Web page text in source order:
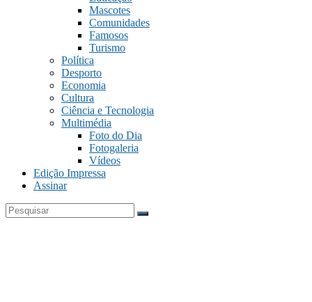
Mascotes
Comunidades
Famosos
Turismo
Política
Desporto
Economia
Cultura
Ciência e Tecnologia
Multimédia
Foto do Dia
Fotogaleria
Vídeos
Edição Impressa
Assinar